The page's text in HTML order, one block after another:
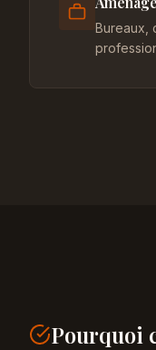
Bureaux,
Pourquoi